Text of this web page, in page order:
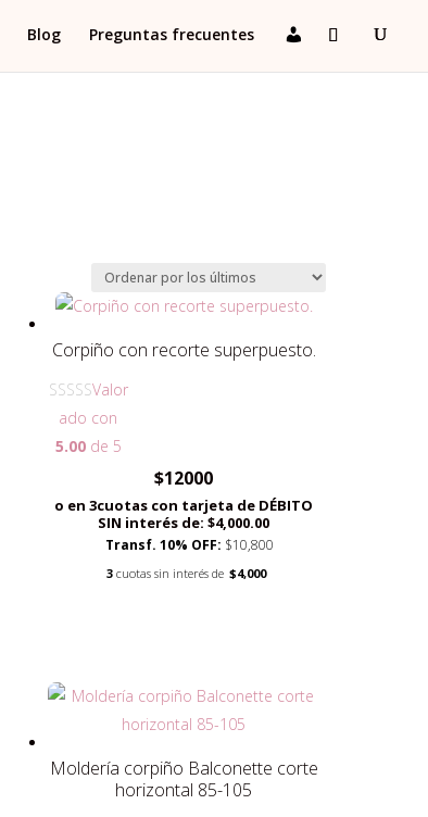
Blog Preguntas frecuentes
Corpiño con recorte superpuesto.
Valor
ado con
5.00de 5
$12000
o en 3cuotas con tarjeta de DÉBITO
SIN interés de: $4,000.00
Transf. 10% OFF: $10,800
3 cuotas sin interés de $4,000
Moldería corpiño Balconette corte
horizontal 85-105